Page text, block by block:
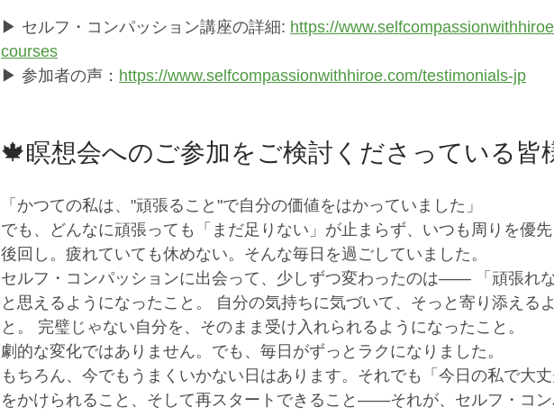
▶ セルフ・コンパッション講座の詳細: https://
courses
▶ 参加者の声： https://www.selfcompassionwithhiroe.com/testimonials-jp
🍁瞑想会へのご参加をご検討くださっている皆
「かつての私は、"頑張ること"で自分の価値をはかっていました」
でも、どんなに頑張っても「まだ足りない」が止まらず、いつも周りを優
後回し。疲れていても休めない。そんな毎日を過ごしていました。
セルフ・コンパッションに出会って、少しずつ変わったのは—— 「頑張れな
と思えるようになったこと。 自分の気持ちに気づいて、そっと寄り添える
と。 完璧じゃない自分を、そのまま受け入れられるようになったこと。
劇的な変化ではありません。でも、毎日がずっとラクになりました。
もちろん、今でもうまくいかない日はあります。それでも「今日の私で大
をかけられること、そして再スタートできること——それが、セルフ・コン